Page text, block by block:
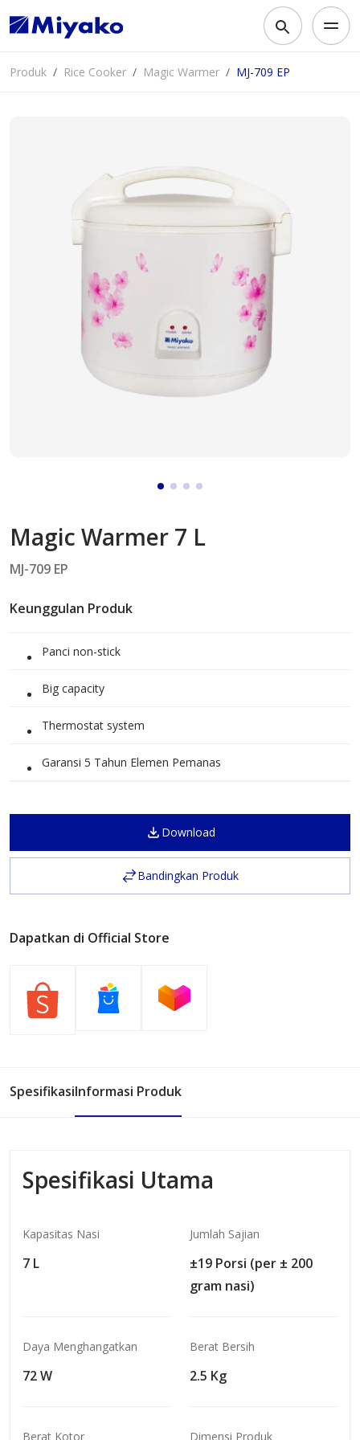
Produk Rice Cooker Magic Warmer MJ-709 EP
Magic Warmer 7 L
MJ-709 EP
Keunggulan Produk
Panci non-stick
Big capacity
Thermostat system
Garansi 5 Tahun Elemen Pemanas
Download
Bandingkan Produk
Dapatkan di Official Store
SpesifikasiInformasi Produk
Spesifikasi Utama
Kapasitas Nasi
7 L
Jumlah Sajian
±19 Porsi (per ± 200
gram nasi)
Daya Menghangatkan
72 W
Berat Bersih
2.5 Kg
Berat Kotor Dimensi Produk